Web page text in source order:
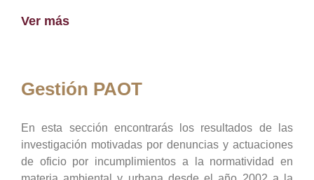
Ver más
Gestión PAOT
En esta sección encontrarás los resultados de las
investigación motivadas por denuncias y actuaciones
de oficio por incumplimientos a la normatividad en